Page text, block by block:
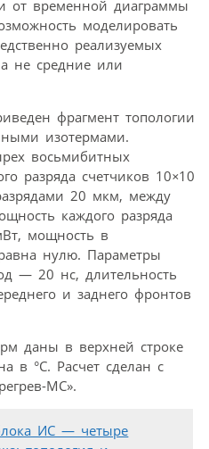
от временной диаграммы
моделировать
реализуемых
не средние или
фрагмент топологии
изотермами.
восьмибитных
разряда счетчиков 10×10
20 мкм, между
каждого разряда
мощность в
нулю. Параметры
— 20 нс, длительность
и зад­него фронтов
даны в верхней строке
в °С. Расчет сделан с
МС».